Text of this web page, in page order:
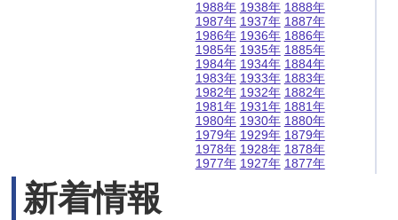
1988年
1987年
1986年
1985年
1984年
1983年
1982年
1981年
1980年
1979年
1978年
1977年
1938年
1937年
1936年
1935年
1934年
1933年
1932年
1931年
1930年
1929年
1928年
1927年
1888年
1887年
1886年
1885年
1884年
1883年
1882年
1881年
1880年
1879年
1878年
1877年
新着情報